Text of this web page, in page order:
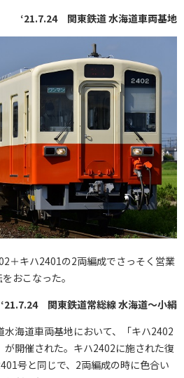
‘21.7.24 関東鉄道 水海道車両基地
＋キハ2401の2両編成でさっそく営業
おこなった。
‘21.7.24 関東鉄道常総線 水海道～小絹
海道車両基地において、「キハ2402
開催された。キハ2402に施された復
号と同じで、2両編成の時に色合い